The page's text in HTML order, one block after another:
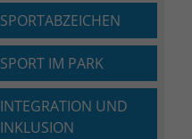
SPORTABZEICHEN
SPORT IM PARK
INTEGRATION UND
INKLUSION